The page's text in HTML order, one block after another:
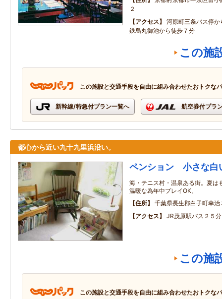
２
アクセス
河原町三条バス停
鉄烏丸御池から徒歩７分
この施
この施設と交通手段を自由に組み合わせたおトクな
新幹線/特急付プラン一覧へ 航空券付プラ
都心から近い九十九里浜沿い。
ペンション 小さな白
海・テニス村・温泉ある街。夏は
温暖な為年中プレイOK。
住所
千葉県長生郡白子町幸治
アクセス
JR茂原駅バス２５
この施
この施設と交通手段を自由に組み合わせたおトクな